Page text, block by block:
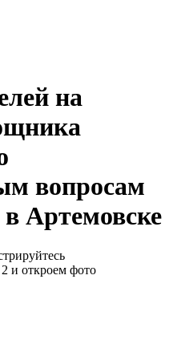
на
вопросам
Артемовске
и откроем фото